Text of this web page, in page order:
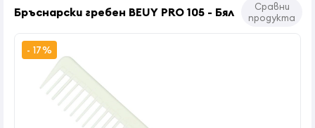
Бръснарски гребен BEUY PRO 105 - Бял
Сравни
продукта
- 17%